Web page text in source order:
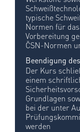
typische
Normen für
Vorbereitung
ČSN-Normen
Beendigung
Der Kurs
einem
Grundlagen
bei der unter
werden